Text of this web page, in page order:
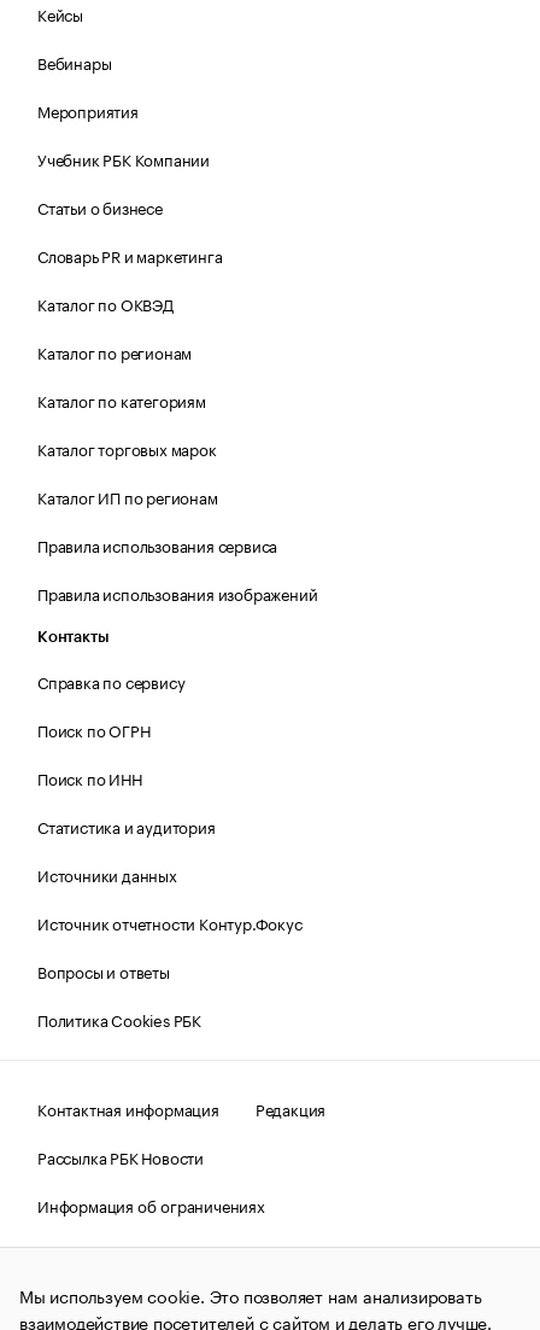
Кейсы
Вебинары
Мероприятия
Учебник РБК Компании
Статьи о бизнесе
Словарь PR и маркетинга
Каталог по ОКВЭД
Каталог по регионам
Каталог по категориям
Каталог торговых марок
Каталог ИП по регионам
Правила использования сервиса
Правила использования изображений
Контакты
Справка по сервису
Поиск по ОГРН
Поиск по ИНН
Статистика и аудитория
Источники данных
Источник отчетности Контур.Фокус
Вопросы и ответы
Политика Cookies РБК
Контактная информация
Редакция
Рассылка РБК Новости
Информация об ограничениях
Правовая информация
О соблюдении авторских прав
© АО «РОСБИЗНЕСКОНСАЛТИНГ»,1995–2026.Сообщения
и материалы информационного агентства «РБК»
Мы используем cookie. Это позволяет нам анализировать
взаимодействие посетителей с сайтом и делать его лучше.